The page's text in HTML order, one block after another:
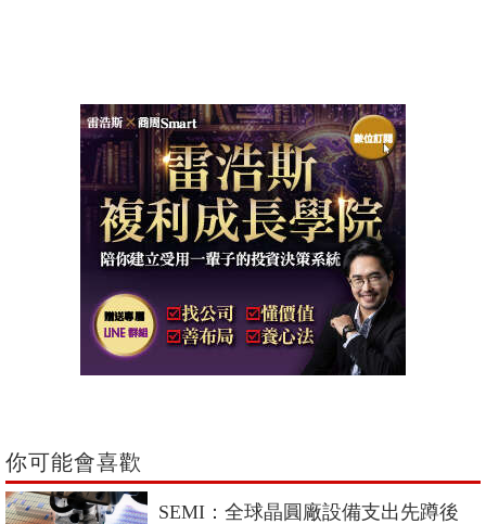
你可能會喜歡
SEMI：全球晶圓廠設備支出先蹲後